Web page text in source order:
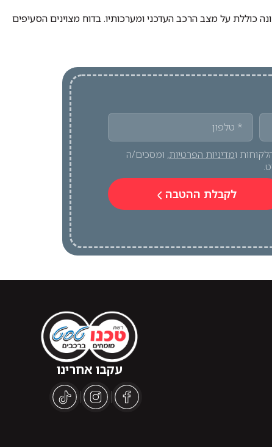
על מצב הרכב העדכני ומערכותיו. בדוח מצוינים הסעיפים
ומדיניות הפרטיות, ומסכים/ה
לקבלת ההטבה
עקבו אחרינו